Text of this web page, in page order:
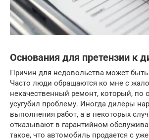
Основания для претензии к
Причин для недовольства может
Часто люди обращаются ко мне с
некачественный ремонт, который, по
усугубил проблему. Иногда дилеры
выполнения работ, а в некоторых
отказывают в гарантийном
такое, что автомобиль продается с